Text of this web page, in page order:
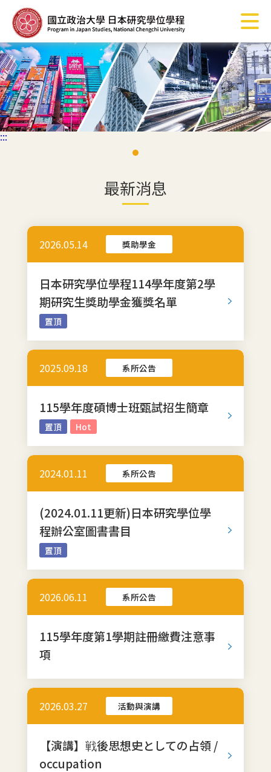
到
主
要
內
容
區
塊
:::
最新消息
2026.05.14 獎助學金
日本研究學位學程114學年度第2學
期研究生獎助學金獲獎名單
置頂
2025.09.18 系所公告
115學年度碩博士班甄試招生簡章
置頂 Hot
2024.01.11 系所公告
(2024.01.11更新)日本研究學位學
程辦公室圖書書目
置頂
2026.06.11 系所公告
115學年度第1學期註冊繳費注意事
項
2026.03.27 活動與演講
【演講】戦後思想史としての占領 /
occupation